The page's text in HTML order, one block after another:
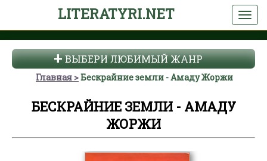
LITERATYRI.NET
ВЫБЕРИ ЛЮБИМЫЙ ЖАНР
Главная Бескрайние земли - Амаду Жоржи
БЕСКРАЙНИЕ ЗЕМЛИ - АМАДУ
ЖОРЖИ